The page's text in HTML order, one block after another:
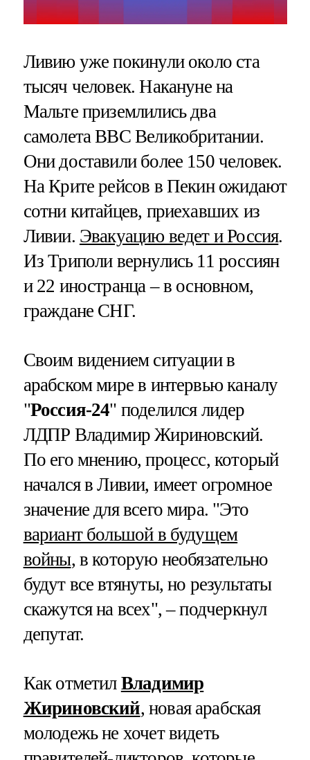
Ливию уже покинули около ста
тысяч человек. Накануне на
Мальте приземлились два
самолета ВВС Великобритании.
Они доставили более 150 человек.
На Крите рейсов в Пекин ожидают
сотни китайцев, приехавших из
Ливии. Эвакуацию ведет и Россия.
Из Триполи вернулись 11 россиян
и 22 иностранца – в основном,
граждане СНГ.
Своим видением ситуации в
арабском мире в интервью каналу
"Россия-24" поделился лидер
ЛДПР Владимир Жириновский.
По его мнению, процесс, который
начался в Ливии, имеет огромное
значение для всего мира. "Это
вариант большой в будущем
войны, в которую необязательно
будут все втянуты, но результаты
скажутся на всех", – подчеркнул
депутат.
Как отметил Владимир
Жириновский, новая арабская
молодежь не хочет видеть